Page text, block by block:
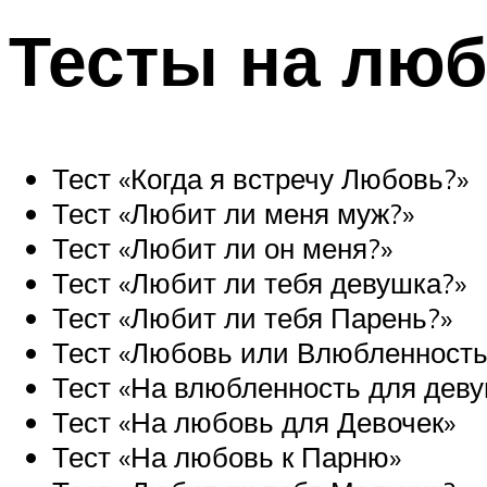
Тесты на
Тест «Когда я встречу Любовь?»
Тест «Любит ли меня муж?»
Тест «Любит ли он меня?»
Тест «Любит ли тебя девушка?»
Тест «Любит ли тебя Парень?»
Тест «Любовь или
Тест «На влюбленность для
Тест «На любовь для Девочек»
Тест «На любовь к Парню»